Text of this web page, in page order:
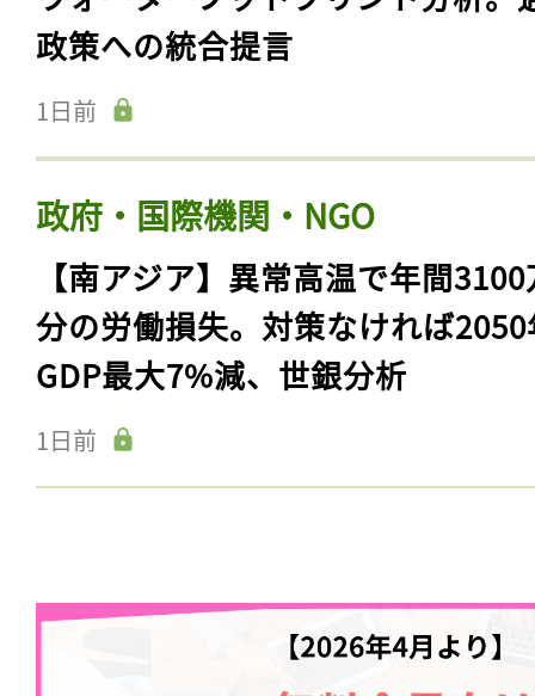
政策への統合提言
1日前
政府・国際機関・NGO
【南アジア】異常高温で年間
分の労働損失。対策なければ
GDP最大7%減、世銀分析
1日前